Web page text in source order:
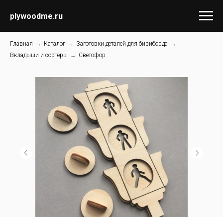
plywoodme.ru
Главная → Каталог → Заготовки деталей для бизиборда →
Вкладыши и сортеры → Светофор